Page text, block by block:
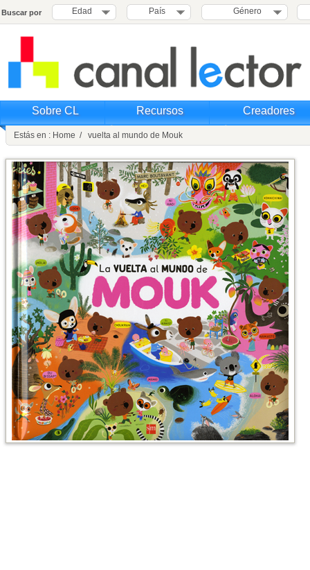
Buscar por Edad País Género
Sobre CL Recursos Creadores
Estás en : Home / vuelta al mundo de Mouk